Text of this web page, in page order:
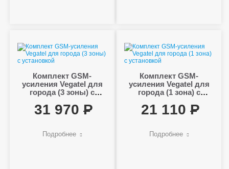
Комплект GSM-
усиления Vegatel для
города (3 зоны) с
31 970
Подробнее
Комплект GSM-
усиления Vegatel для
города (1 зона) с
21 110
Подробнее